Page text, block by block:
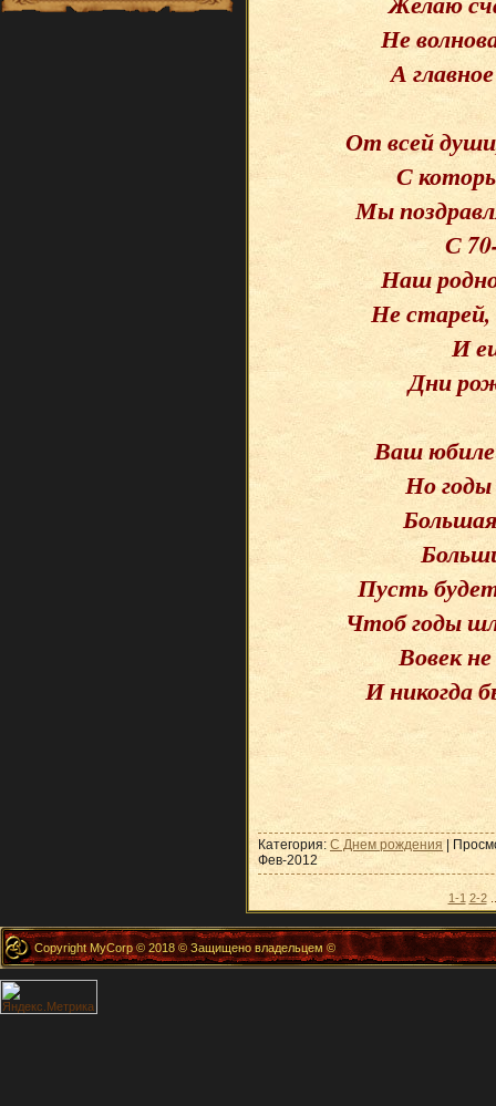
Не
А
От всей
С
Мы
С
Наш
Не старей,
И
Дни
Ваш
Но
Пусть
Чтоб годы
Вовек
И никогда
Категория: С Днем рождения |
Фев-2012
1-1 2-2
Copyright MyCorp © 2018 © Защищено владельцем ©